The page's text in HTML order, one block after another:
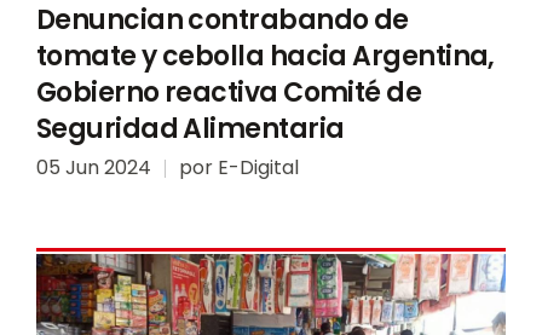
Denuncian contrabando de
tomate y cebolla hacia Argentina,
Gobierno reactiva Comité de
Seguridad Alimentaria
05 Jun 2024 por E-Digital